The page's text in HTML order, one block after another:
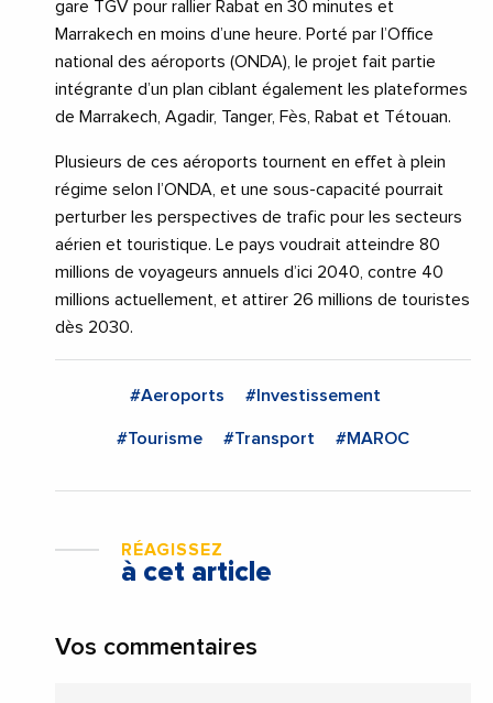
gare TGV pour rallier Rabat en 30 minutes et
Marrakech en moins d’une heure. Porté par l’Office
national des aéroports (ONDA), le projet fait partie
intégrante d’un plan ciblant également les plateformes
de Marrakech, Agadir, Tanger, Fès, Rabat et Tétouan.
Plusieurs de ces aéroports tournent en effet à plein
régime selon l’ONDA, et une sous-capacité pourrait
perturber les perspectives de trafic pour les secteurs
aérien et touristique. Le pays voudrait atteindre 80
millions de voyageurs annuels d’ici 2040, contre 40
millions actuellement, et attirer 26 millions de touristes
dès 2030.
#Aeroports #Investissement
#Tourisme #Transport #MAROC
RÉAGISSEZ
à cet article
Vos commentaires